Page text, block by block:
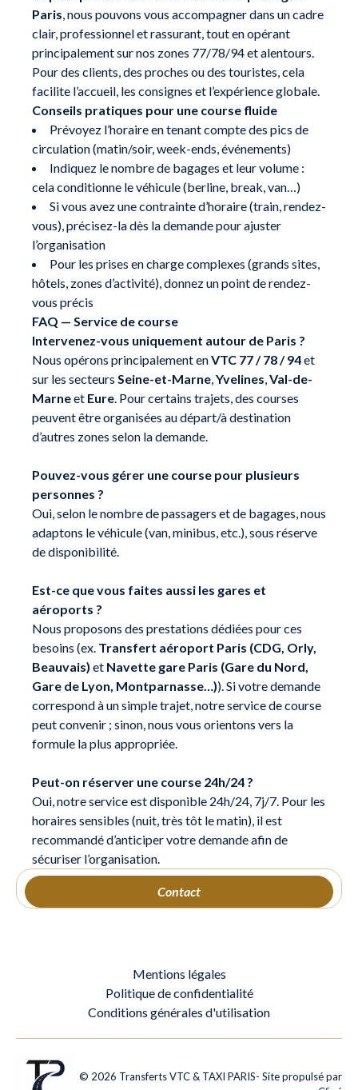
Contact
Paris, nous pouvons vous accompagner dans un cadre
clair, professionnel et rassurant, tout en opérant
principalement sur nos zones 77/78/94 et alentours.
Pour des clients, des proches ou des touristes, cela
facilite l’accueil, les consignes et l’expérience globale.
Conseils pratiques pour une course fluide
Prévoyez l’horaire en tenant compte des pics de
circulation (matin/soir, week-ends, événements)
Indiquez le nombre de bagages et leur volume :
cela conditionne le véhicule (berline, break, van…)
Si vous avez une contrainte d’horaire (train, rendez-
vous), précisez-la dès la demande pour ajuster
l’organisation
Pour les prises en charge complexes (grands sites,
hôtels, zones d’activité), donnez un point de rendez-
vous précis
FAQ — Service de course
Intervenez-vous uniquement autour de Paris ?
Nous opérons principalement enVTC 77 / 78 / 94et
sur les secteurs Seine-et-Marne,Yvelines,Val-de-
Marneet Eure. Pour certains trajets, des courses
peuvent être organisées au départ/à destination
d’autres zones selon la demande.
Pouvez-vous gérer une course pour plusieurs
personnes ?
Oui, selon le nombre de passagers et de bagages, nous
adaptons le véhicule (van, minibus, etc.), sous réserve
de disponibilité.
Est-ce que vous faites aussi les gares et
aéroports ?
Nous proposons des prestations dédiées pour ces
besoins (ex. Transfert aéroport Paris (CDG, Orly,
Beauvais) et Navette gare Paris (Gare du Nord,
Gare de Lyon, Montparnasse…)). Si votre demande
correspond à un simple trajet, notre service de course
peut convenir ; sinon, nous vous orientons vers la
formule la plus appropriée.
Peut-on réserver une course 24h/24 ?
Oui, notre service est disponible 24h/24, 7j/7. Pour les
horaires sensibles (nuit, très tôt le matin), il est
recommandé d’anticiper votre demande afin de
sécuriser l’organisation.
Mentions légales
Politique de confidentialité
Conditions générales d'utilisation
© 2026 Transferts VTC & TAXI PARIS- Site propulsé par